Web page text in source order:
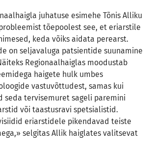
juhatuse esimehe Tõnis Alliku
tõepoolest see, et eriarstile
keda võiks aidata perearst.
on seljavaluga patsientide suunamine
Regionaalhaiglas moodustab
haigete hulk umbes
vastuvõttudest, samas kui
seda tervisemuret sageli paremini
või taastusravi spetsialistid.
eriarstidele pikendavad teiste
selgitas Allik haiglates valitsevat